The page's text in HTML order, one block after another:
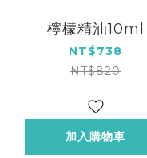
檸檬精油10ml
NT$738
NT$820
加入購物車